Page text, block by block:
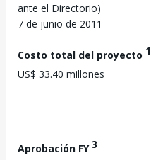
ante el Directorio)
7 de junio de 2011
Costo total del proyecto 1
US$ 33.40 millones
Aprobación FY3